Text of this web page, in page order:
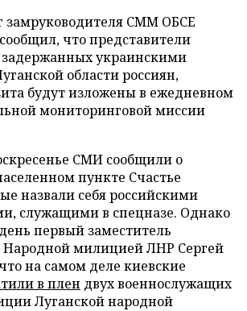
замруководителя СММ ОБСЕ
что представители
задержанных украинскими
области россиян,
будут изложены в ежедневном
мониторинговой миссии
СМИ сообщили о
пункте Счастье
назвали себя российскими
служащими в спецназе. Однако
первый заместитель
милицией ЛНР Сергей
на самом деле киевские
в плен двух военнослужащих
Луганской народной